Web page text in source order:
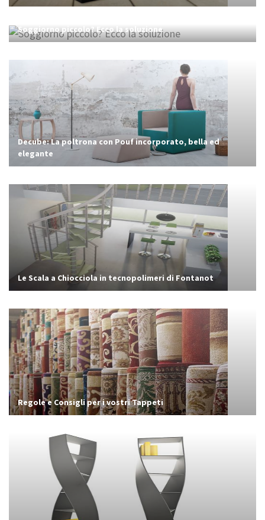
Soggiorno piccolo? Ecco la soluzione
Decube: La poltrona con Pouf incorporato, bella ed
elegante
Le Scala a Chiocciola in tecnopolimeri di Fontanot
Regole e Consigli per i vostri Tappeti